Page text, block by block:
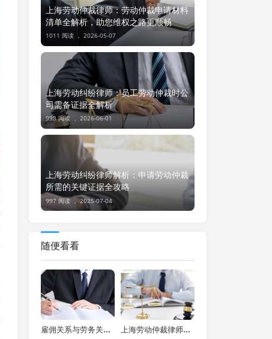
上海劳动仲裁律师：劳动仲裁申请材料
清单全解析，助您维权之路更顺畅
1011 阅读 ， 2026-05-07
上海劳动纠纷律师：员工劳动仲裁时公
司需备证据全解析
998 阅读 ， 2026-06-01
上海劳动纠纷律师解析：申请劳动仲裁
所需的关键证据全攻略
997 阅读 ， 2025-07-04
随便看看
雇佣关系与劳务关系之辨：上海劳动纠纷律师视角下的法律剖析 上海劳动仲裁律师视角下的没签劳动合同赔偿金额计算方法